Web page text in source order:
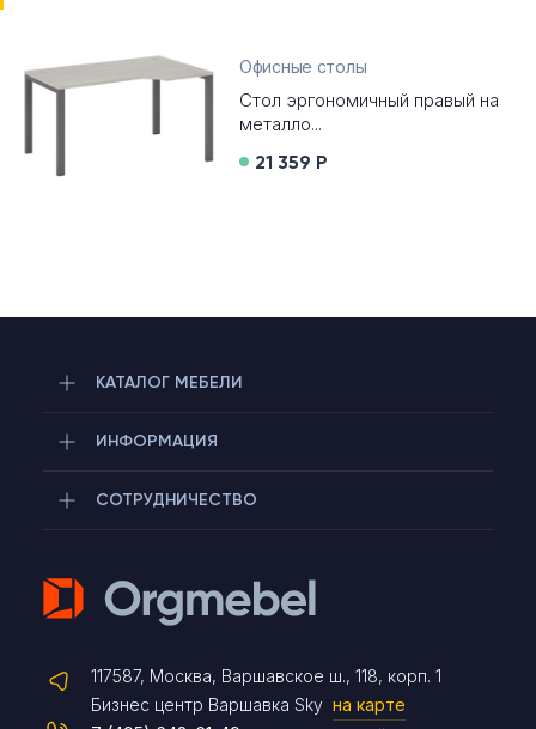
Офисные столы
Стол эргономичный правый на
металло...
21 359 Р
КАТАЛОГ МЕБЕЛИ
ИНФОРМАЦИЯ
СОТРУДНИЧЕСТВО
117587, Москва, Варшавское ш., 118, корп. 1
Бизнес центр Варшавка Sky на карте
Telegram
Max